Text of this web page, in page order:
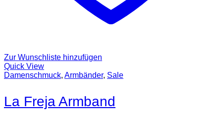
Zur Wunschliste hinzufügen
Quick View
Damenschmuck, Armbänder, Sale
La Freja Armband